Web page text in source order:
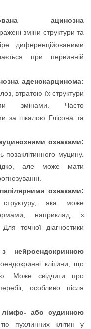
ацинозна
зміни структури та
диференційованими
при первинній
аденокарцинома:
втратою їх структури
змінами. Часто
за шкалою Глісона та
ознаками:
позаклітинного муцину.
але може мати
ознаками:
яка може
наприклад, з
точної діагностики
нейроендокринною
клітини, що
Може свідчити про
особливо після
або судинною
пухлинних клітин у